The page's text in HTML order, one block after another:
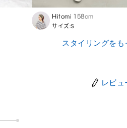
Hitomi 158cm
サイズ:S
スタイリングをも
レビュ